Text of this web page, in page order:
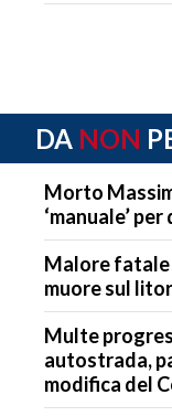
DA NON
Morto
‘manuale’
Malore fatale
muore sul
Multe
autostrada,
modifica del